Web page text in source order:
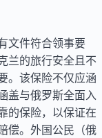
文件符合领事要
兰的旅行安全且不
。该保险不仅应涵
盖与俄罗斯全面入
的保险，以保证在
偿。外国公民（俄